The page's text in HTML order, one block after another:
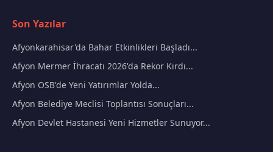
Son Yazılar
Afyonkarahisar'da Bahar Etkinlikleri Başladı...
Afyon Mermer İhracatı 2026'da Rekor Kırdı...
Afyon OSB'de Yeni Yatırımlar Yolda...
Afyon Belediye Meclisi Toplantısı Sonuçları...
Afyon Devlet Hastanesi Yeni Hizmetler Sunuyor...